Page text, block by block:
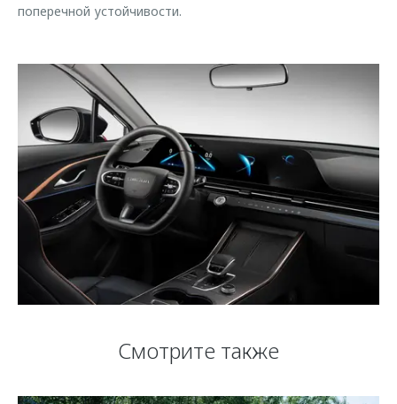
поперечной устойчивости.
Смотрите также